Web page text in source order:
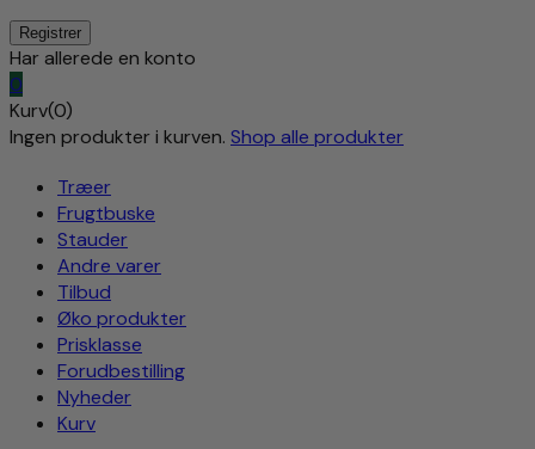
Har allerede en konto
0
Kurv(0)
Ingen produkter i kurven. Shop alle produkter
Træer
Frugtbuske
Stauder
Andre varer
Tilbud
Øko produkter
Prisklasse
Forudbestilling
Nyheder
Kurv